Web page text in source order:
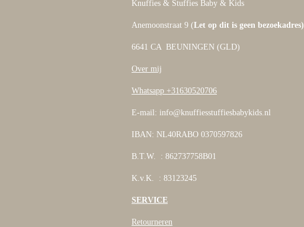
Knuffies & Stuffies Baby & Kids
Anemoonstraat 9 (Let op dit is geen bezoekadres)
6641 CA BEUNINGEN (GLD)
Over mij
Whatsapp +31630520706
E-mail: info@knuffiesstuffiesbabykids.nl
IBAN: NL40RABO 0370597826
B.T.W. : 862737758B01
K.v.K. : 83123245
SERVICE
Retourneren